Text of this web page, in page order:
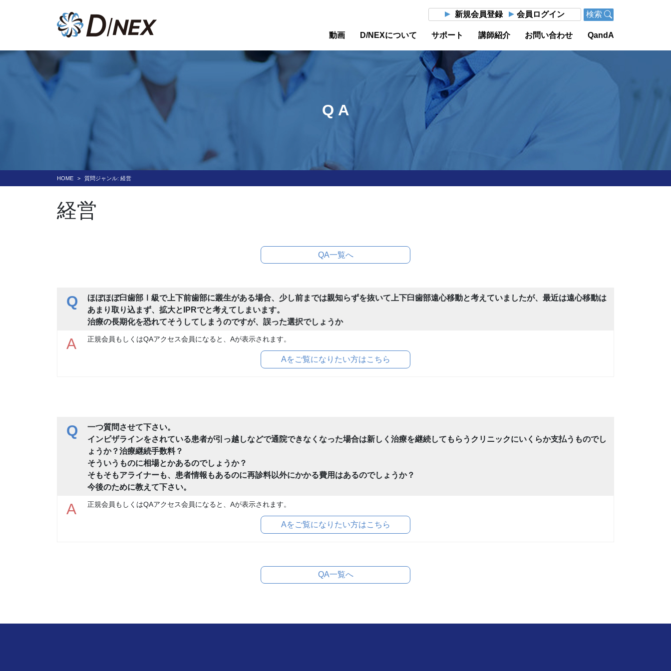
新規会員登録 会員ログイン 検索
動画 D/NEXについて サポート 講師紹介 お問い合わせ QandA
Q A
HOME 質問ジャンル: 経営
経営
QA一覧へ
Q
ほぼほぼ臼歯部Ⅰ級で上下前歯部に叢生がある場合、少し前までは親知らずを抜いて上下臼歯部遠心移動と考えていましたが、最近は遠心移動は
あまり取り込まず、拡大とIPRでと考えてしまいます。
治療の長期化を恐れてそうしてしまうのですが、誤った選択でしょうか
A 正規会員もしくはQAアクセス会員になると、Aが表示されます。
Aをご覧になりたい方はこちら
Q
一つ質問させて下さい。
インビザラインをされている患者が引っ越しなどで通院できなくなった場合は新しく治療を継続してもらうクリニックにいくらか支払うものでし
ょうか？治療継続手数料？
そういうものに相場とかあるのでしょうか？
そもそもアライナーも、患者情報もあるのに再診料以外にかかる費用はあるのでしょうか？
今後のために教えて下さい。
A 正規会員もしくはQAアクセス会員になると、Aが表示されます。
Aをご覧になりたい方はこちら
QA一覧へ